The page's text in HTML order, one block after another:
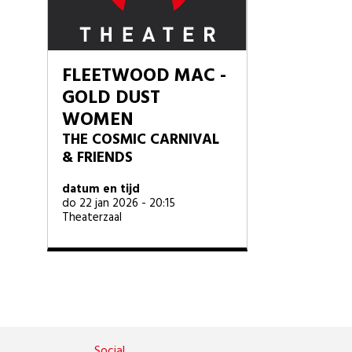
FLEETWOOD MAC -
GOLD DUST
WOMEN
THE COSMIC CARNIVAL
& FRIENDS
datum en tijd
do 22 jan 2026 - 20:15
Theaterzaal